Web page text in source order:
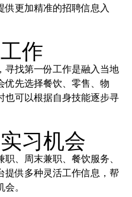
供更加精准的招聘信息入
作
寻找第一份工作是融入当地
优先选择餐饮、零售、物
也可以根据自身技能逐步寻
习机会
、周末兼职、餐饮服务、
提供多种灵活工作信息，帮
。